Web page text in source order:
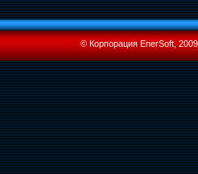
© Корпорация EnerSoft,